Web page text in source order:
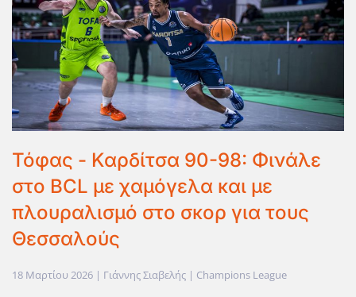
Τόφας - Καρδίτσα 90-98: Φινάλε
στο BCL με χαμόγελα και με
πλουραλισμό στο σκορ για τους
Θεσσαλούς
18 Μαρτίου 2026 | Γιάννης Σιαβελής | Champions League